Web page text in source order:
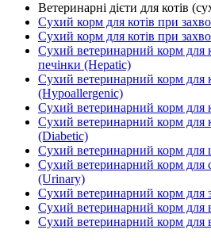
Ветеринарні дієти для котів
Сухий корм для котів при
Сухий корм для котів при
Сухий ветеринарний корм для
печінки (Hepatic)
Сухий ветеринарний корм для
(Hypoallergenic)
Сухий ветеринарний корм для
Сухий ветеринарний корм для
(Diabetic)
Сухий ветеринарний корм для
Сухий ветеринарний корм для
(Urinary)
Сухий ветеринарний корм для
Сухий ветеринарний корм для
Сухий ветеринарний корм для